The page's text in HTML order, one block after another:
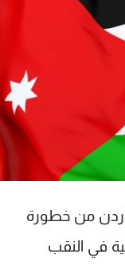
من خطورة
في النقب